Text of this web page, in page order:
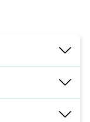
e servizi
dal rumore e
km dal centro.